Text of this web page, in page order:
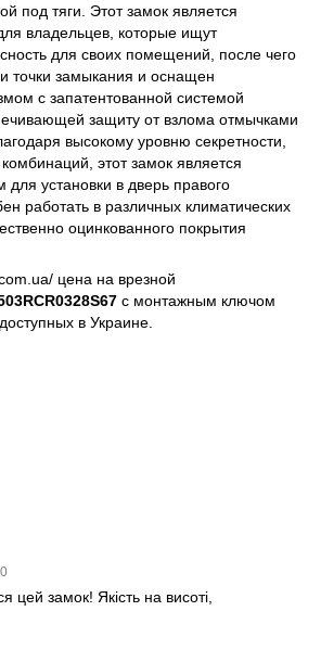
под тяги. Этот замок является
владельцев, которые ищут
для своих помещений, после чего
точки замыкания и оснащен
с запатентованной системой
защиту от взлома отмычками
высокому уровню секретности,
этот замок является
установки в дверь правого
работать в различных климатических
оцинкованного покрытия
цена на врезной
с монтажным ключом
в Украине.
цей замок! Якість на висоті,